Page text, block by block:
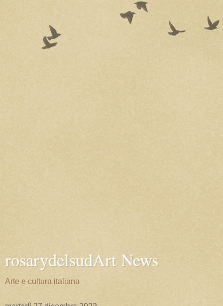
rosarydelsudArt News
Arte e cultura italiana